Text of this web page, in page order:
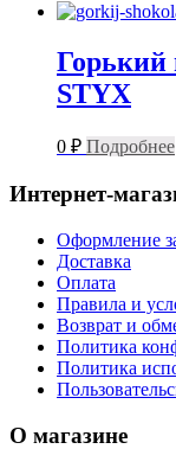
Горький
STYX
0 ₽ Подробнее
Интернет-
Оформление
Доставка
Оплата
Правила и
Возврат и
Политика
Политика
О магазине